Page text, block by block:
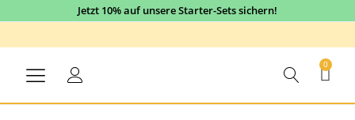
Jetzt 10% auf unsere Starter-Sets sichern!
0